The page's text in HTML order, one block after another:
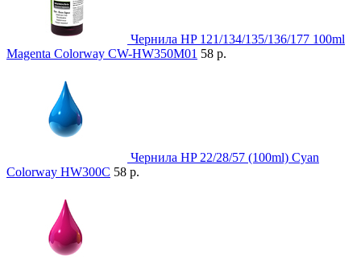
Чернила HP 121/134/135/136/177 100ml
Magenta Colorway CW-HW350M01 58 р.
Чернила HP 22/28/57 (100ml) Cyan
Colorway HW300С 58 р.